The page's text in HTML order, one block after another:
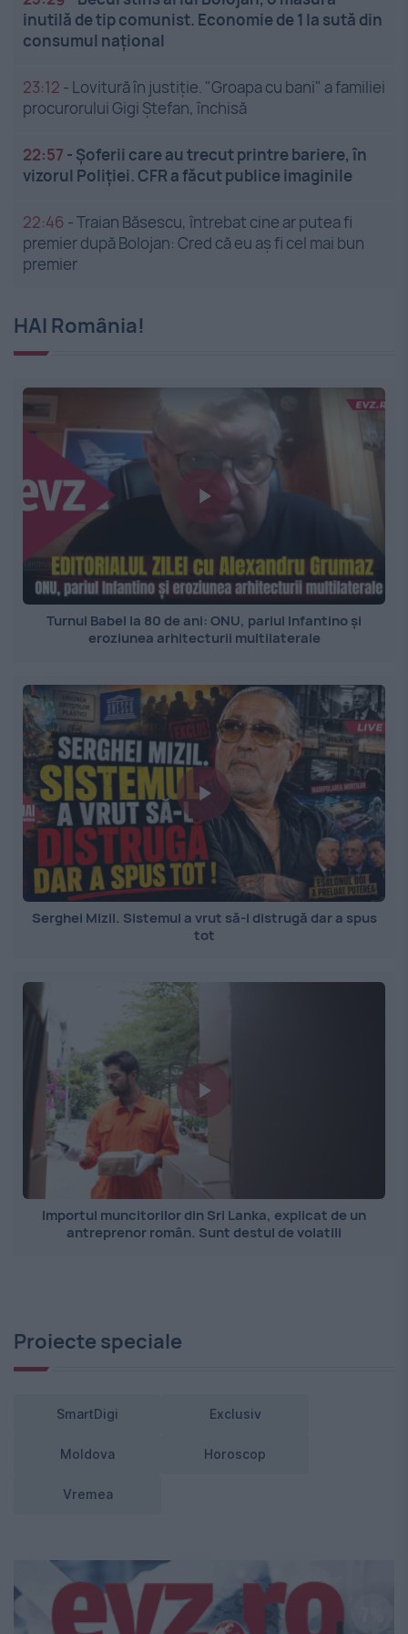
inutilă de tip comunist. Economie de 1 la sută din
consumul național
23:12 - Lovitură în justiție. "Groapa cu bani" a familiei
procurorului Gigi Ștefan, închisă
22:57 - Șoferii care au trecut printre bariere, în
vizorul Poliției. CFR a făcut publice imaginile
22:46 -Traian Băsescu, întrebat cine ar putea fi
premier după Bolojan: Cred că eu aș fi cel mai bun
premier
HAI România!
Turnul Babel la 80 de ani: ONU, pariul Infantino și
eroziunea arhitecturii multilaterale
Serghei Mizil. Sistemul a vrut să-l distrugă dar a spus
tot
Importul muncitorilor din Sri Lanka, explicat de un
antreprenor român. Sunt destul de volatili
Proiecte speciale
SmartDigi Exclusiv
Moldova Horoscop
Vremea